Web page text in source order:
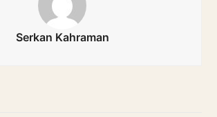
Serkan Kahraman